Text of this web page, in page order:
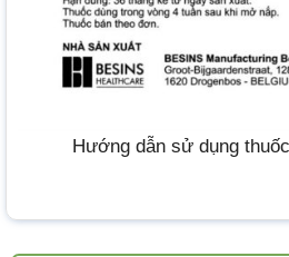
Hướng dẫn sử dụng